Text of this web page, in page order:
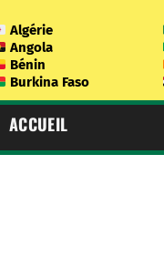
Algérie
Angola
Bénin
Burkina Faso
ACCUEIL